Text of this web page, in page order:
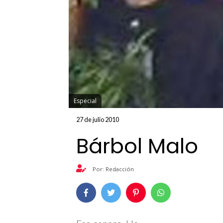
Especial
27 de julio 2010
Bárbol Malo
Por: Redacción